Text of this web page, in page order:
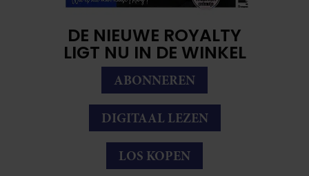
DE NIEUWE ROYALTY
LIGT NU IN DE WINKEL
ABONNEREN
DIGITAAL LEZEN
LOS KOPEN